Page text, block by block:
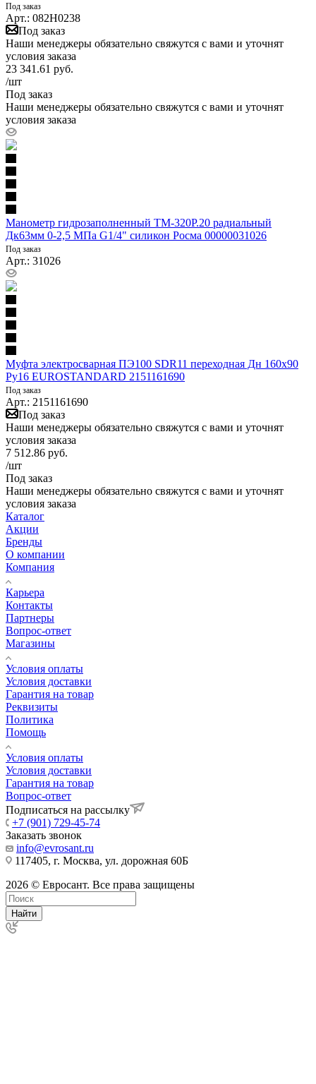
Под заказ
Арт.: 082H0238
Под заказ
Наши менеджеры обязательно свяжутся с вами и уточнят
условия заказа
23 341.61 руб.
/шт
Под заказ
Наши менеджеры обязательно свяжутся с вами и уточнят
условия заказа
Манометр гидрозаполненный ТМ-320P.20 радиальный
Дк63мм 0-2,5 МПа G1/4" силикон Росма 00000031026
Под заказ
Арт.: 31026
Муфта электросварная ПЭ100 SDR11 переходная Дн 160х90
Ру16 EUROSTANDARD 2151161690
Под заказ
Арт.: 2151161690
Под заказ
Наши менеджеры обязательно свяжутся с вами и уточнят
условия заказа
7 512.86 руб.
/шт
Под заказ
Наши менеджеры обязательно свяжутся с вами и уточнят
условия заказа
Каталог
Акции
Бренды
О компании
Компания
Карьера
Контакты
Партнеры
Вопрос-ответ
Магазины
Условия оплаты
Условия доставки
Гарантия на товар
Реквизиты
Политика
Помощь
Условия оплаты
Условия доставки
Гарантия на товар
Вопрос-ответ
Подписаться на рассылку
+7 (901) 729-45-74
Заказать звонок
info@evrosant.ru
117405, г. Москва, ул. дорожная 60Б
2026 © Евросант. Все права защищены
Найти